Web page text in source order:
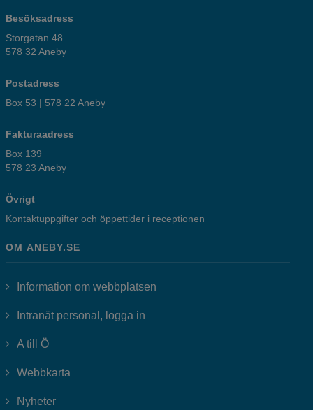
Besöksadress
Storgatan 48
578 32 Aneby
Postadress
Box 53 | 578 22 Aneby
Fakturaadress
Box 139
578 23 Aneby
Övrigt
Kontaktuppgifter och öppettider i receptionen
OM ANEBY.SE
Information om webbplatsen
Intranät personal, logga in
A till Ö
Webbkarta
Nyheter